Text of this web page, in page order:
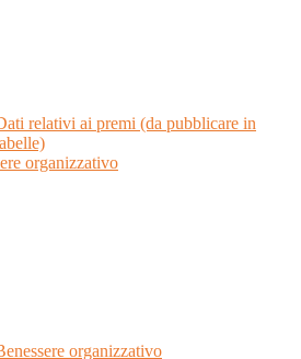
relativi ai premi (da pubblicare in
organizzativo
organizzativo